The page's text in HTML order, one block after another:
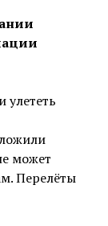
улететь
может
Перелёты